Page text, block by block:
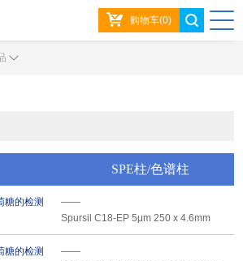
购物车(0)
SPE柱 色谱柱
糖的检测
——
Spursil C18-EP 5μm 250 x 4.6mm
糖的检测
——